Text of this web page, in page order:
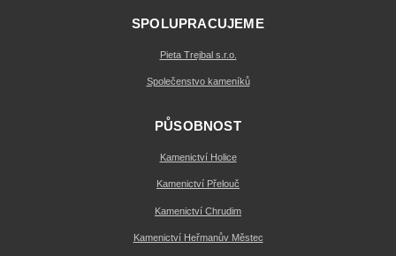
SPOLUPRACUJEME
Pieta Trejbal s.r.o.
Společenstvo kameníků
PŮSOBNOST
Kamenictví Holice
Kamenictví Přelouč
Kamenictví Chrudim
Kamenictví Heřmanův Městec